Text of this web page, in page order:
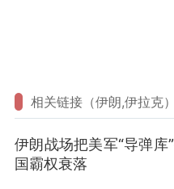
相关链接（伊朗,伊拉克）
伊朗战场把美军“导弹库
国霸权衰落